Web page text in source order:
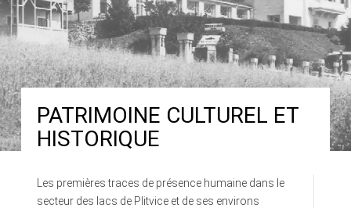
PATRIMOINE CULTUREL ET
HISTORIQUE
Les premières traces de présence humaine dans le
secteur des lacs de Plitvice et de ses environs